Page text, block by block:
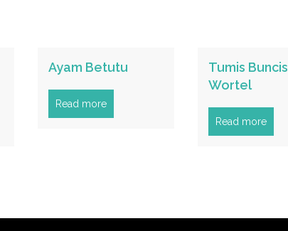
Ayam Betutu
Read more
Tumis Buncis
Wortel
Read more